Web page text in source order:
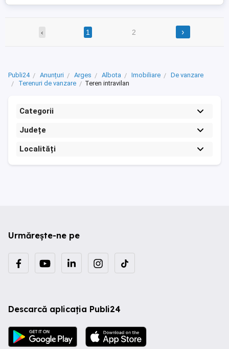
‹ 1 2 ›
Publi24 Anunțuri Arges Albota Imobiliare
De vanzare
Terenuri de vanzare
Teren intravilan
Categorii
Județe
Localități
Urmărește-ne pe
Descarcă aplicația Publi24